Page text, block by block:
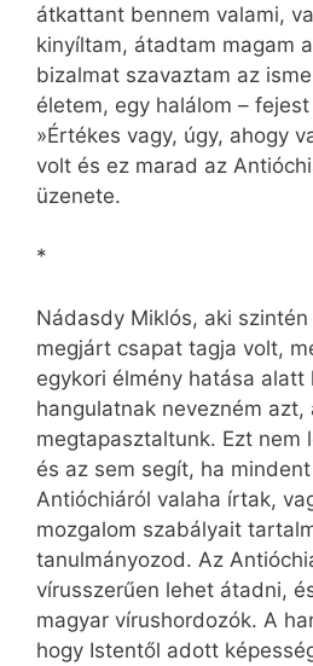
átkattant bennem valami,
kinyíltam, átadtam magam
bizalmat szavaztam az
életem, egy halálom –
»Értékes vagy, úgy, ahogy
volt és ez marad az
üzenete.
*
Nádasdy Miklós, aki
megjárt csapat tagja volt,
egykori élmény hatása alatt
hangulatnak nevezném azt,
megtapasztaltunk. Ezt nem
és az sem segít, ha
An­tió­chiá­ról valaha írtak,
mozgalom szabályait
tanulmányozod. Az
vírusszerűen lehet átadni,
magyar vírushordozók. A
hogy Istentől adott